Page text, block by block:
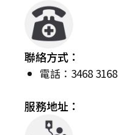
聯絡方式：
電話：3468 3168
服務地址：